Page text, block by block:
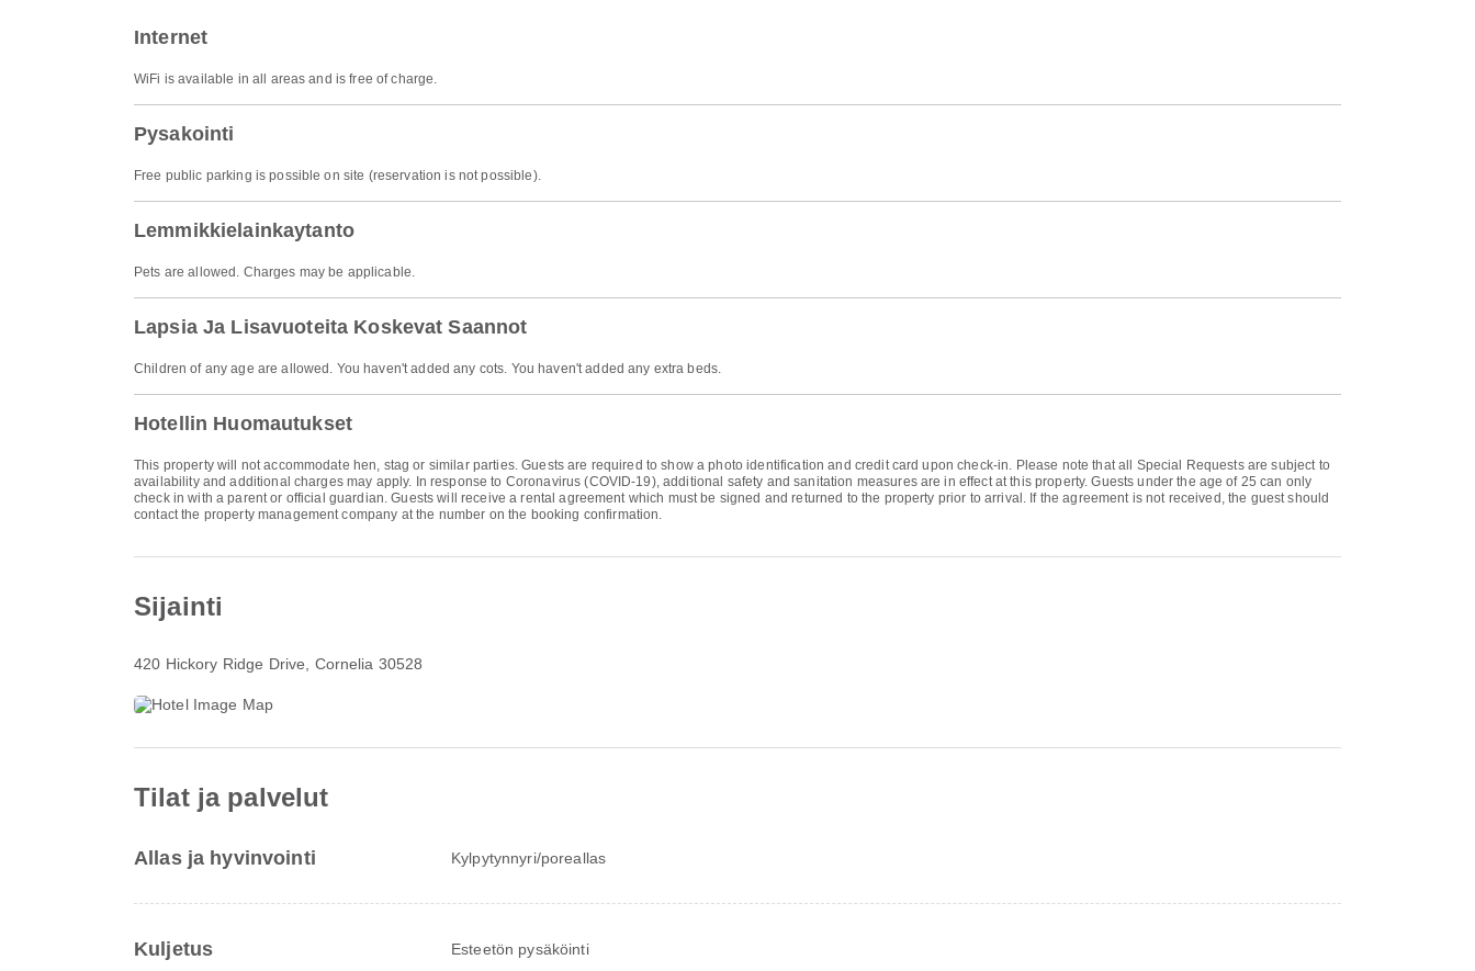
Internet
WiFi is available in all areas and is free of charge.
Pysakointi
Free public parking is possible on site (reservation is not possible).
Lemmikkielainkaytanto
Pets are allowed. Charges may be applicable.
Lapsia Ja Lisavuoteita Koskevat Saannot
Children of any age are allowed. You haven't added any cots. You haven't added any extra beds.
Hotellin Huomautukset
This property will not accommodate hen, stag or similar parties. Guests are required to show a photo identification and credit card upon check-in. Please note that all Special Requests are subject to
availability and additional charges may apply. In response to Coronavirus (COVID-19), additional safety and sanitation measures are in effect at this property. Guests under the age of 25 can only
check in with a parent or official guardian. Guests will receive a rental agreement which must be signed and returned to the property prior to arrival. If the agreement is not received, the guest should
contact the property management company at the number on the booking confirmation.
Sijainti
420 Hickory Ridge Drive , Cornelia 30528
Tilat ja palvelut
Allas ja hyvinvointi Kylpytynnyri/poreallas
Kuljetus Esteetön pysäköinti